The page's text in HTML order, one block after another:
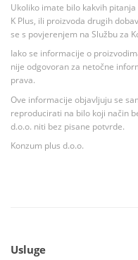
Ukoliko imate bilo kakvih
K Plus, ili proizvoda drugih
se s povjerenjem na Službu za
Iako se informacije o
nije odgovoran za netočne
prava.
Ove informacije objavljuju se
reproducirati na bilo koji način
d.o.o. niti bez pisane potvrde.
Konzum plus d.o.o.
Usluge